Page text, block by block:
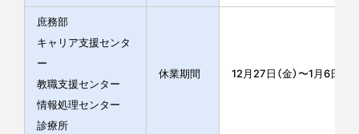
庶務部
キャリア支援センタ
ー
教職支援センター
情報処理センター
診療所
休業期間 12月27日（金）〜1月6日（月